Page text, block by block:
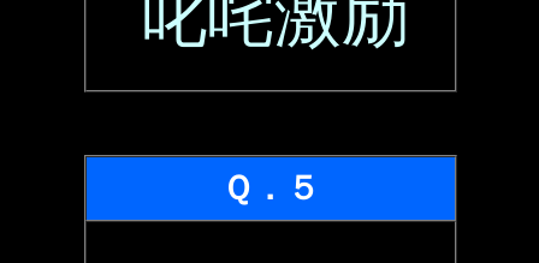
叱咤激励
Ｑ．５